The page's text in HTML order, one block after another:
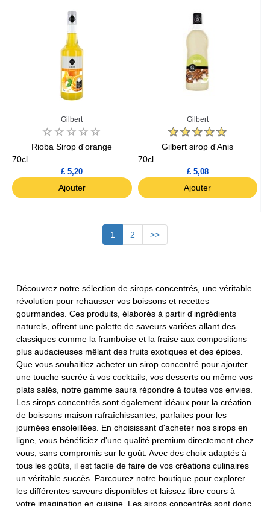
Gilbert
Rioba Sirop d'orange
70cl
£ 5,20
Ajouter
Gilbert
Gilbert sirop d'Anis
70cl
£ 5,08
Ajouter
1 2 >>
Découvrez notre sélection de sirops concentrés, une véritable
révolution pour rehausser vos boissons et recettes
gourmandes. Ces produits, élaborés à partir d'ingrédients
naturels, offrent une palette de saveurs variées allant des
classiques comme la framboise et la fraise aux compositions
plus audacieuses mêlant des fruits exotiques et des épices.
Que vous souhaitiez acheter un sirop concentré pour ajouter
une touche sucrée à vos cocktails, vos desserts ou même vos
plats salés, notre gamme saura répondre à toutes vos envies.
Les sirops concentrés sont également idéaux pour la création
de boissons maison rafraîchissantes, parfaites pour les
journées ensoleillées. En choisissant d'acheter nos sirops en
ligne, vous bénéficiez d'une qualité premium directement chez
vous, sans compromis sur le goût. Avec des choix adaptés à
tous les goûts, il est facile de faire de vos créations culinaires
un véritable succès. Parcourez notre boutique pour explorer
les différentes saveurs disponibles et laissez libre cours à
votre imagination en cuisine. Les sirops concentrés sont donc